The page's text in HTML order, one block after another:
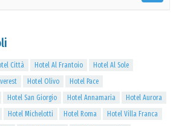
Città Hotel Al Frantoio
Hotel Al Sole
Hotel Olivo
Hotel Pace
Hotel San Giorgio Hotel Annamaria
Hotel Aurora
Hotel Michelotti Hotel Roma
Hotel Villa Franca